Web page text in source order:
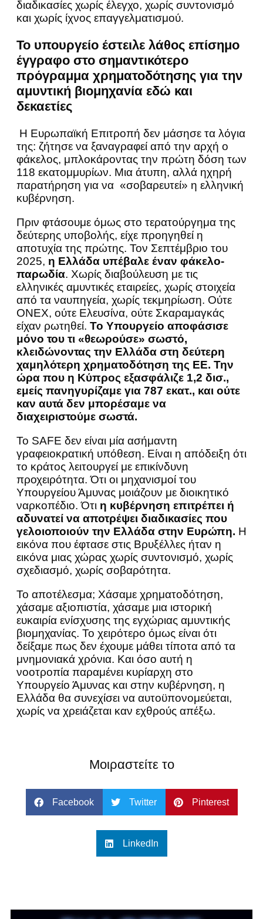
διαδικασίες χωρίς έλεγχο, χωρίς συντονισμό
και χωρίς ίχνος επαγγελματισμού.
Το υπουργείο έστειλε λάθος επίσημο
έγγραφο στο σημαντικότερο
πρόγραμμα χρηματοδότησης για την
αμυντική βιομηχανία εδώ και
δεκαετίες
Η Ευρωπαϊκή Επιτροπή δεν μάσησε τα λόγια
της: ζήτησε να ξαναγραφεί από την αρχή ο
φάκελος, μπλοκάροντας την πρώτη δόση των
118 εκατομμυρίων. Μια άτυπη, αλλά ηχηρή
παρατήρηση για να «σοβαρευτεί» η ελληνική
κυβέρνηση.
Πριν φτάσουμε όμως στο τερατούργημα της
δεύτερης υποβολής, είχε προηγηθεί η
αποτυχία της πρώτης. Τον Σεπτέμβριο του
2025, η Ελλάδα υπέβαλε έναν φάκελο-
παρωδία. Χωρίς διαβούλευση με τις
ελληνικές αμυντικές εταιρείες, χωρίς στοιχεία
από τα ναυπηγεία, χωρίς τεκμηρίωση. Ούτε
ONEX, ούτε Ελευσίνα, ούτε Σκαραμαγκάς
είχαν ρωτηθεί. Το Υπουργείο αποφάσισε
μόνο του τι «θεωρούσε» σωστό,
κλειδώνοντας την Ελλάδα στη δεύτερη
χαμηλότερη χρηματοδότηση της ΕΕ. Την
ώρα που η Κύπρος εξασφάλιζε 1,2 δισ.,
εμείς πανηγυρίζαμε για 787 εκατ., και ούτε
καν αυτά δεν μπορέσαμε να
διαχειριστούμε σωστά.
Το SAFE δεν είναι μία ασήμαντη
γραφειοκρατική υπόθεση. Είναι η απόδειξη ότι
το κράτος λειτουργεί με επικίνδυνη
προχειρότητα. Ότι οι μηχανισμοί του
Υπουργείου Άμυνας μοιάζουν με διοικητικό
ναρκοπέδιο. Ότι η κυβέρνηση επιτρέπει ή
αδυνατεί να αποτρέψει διαδικασίες που
γελοιοποιούν την Ελλάδα στην Ευρώπη. Η
εικόνα που έφτασε στις Βρυξέλλες ήταν η
εικόνα μιας χώρας χωρίς συντονισμό, χωρίς
σχεδιασμό, χωρίς σοβαρότητα.
Το αποτέλεσμα; Χάσαμε χρηματοδότηση,
χάσαμε αξιοπιστία, χάσαμε μια ιστορική
ευκαιρία ενίσχυσης της εγχώριας αμυντικής
βιομηχανίας. Το χειρότερο όμως είναι ότι
δείξαμε πως δεν έχουμε μάθει τίποτα από τα
μνημονιακά χρόνια. Και όσο αυτή η
νοοτροπία παραμένει κυρίαρχη στο
Υπουργείο Άμυνας και στην κυβέρνηση, η
Ελλάδα θα συνεχίσει να αυτοϋπονομεύεται,
χωρίς να χρειάζεται καν εχθρούς απέξω.
Μοιραστείτε το
Facebook Twitter Pinterest
LinkedIn